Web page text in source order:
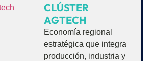
CLÚSTER
AGTECH
Economía regional
estratégica que integra
producción, industria y